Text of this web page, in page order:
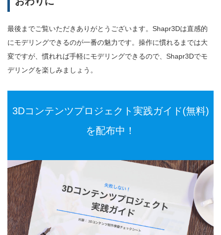
最後までご覧いただきありがとうございます。Shapr3Dは直感的
にモデリングできるのが一番の魅力です。操作に慣れるまでは大
変ですが、慣れれば手軽にモデリングできるので、Shapr3Dでモ
デリングを楽しみましょう。
3Dコンテンツプロジェクト実践ガイド(無料)
を配布中！